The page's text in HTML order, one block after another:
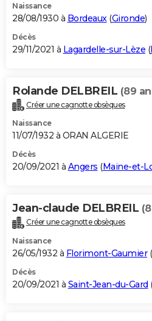
Naissance
28/08/1930 à Bordeaux (Gironde)
Décès
29/11/2021 à Lagardelle-sur-Lèze (
Rolande DELBREIL (89
Créer une cagnotte obsèques
Naissance
11/07/1932 à ORAN ALGERIE
Décès
20/09/2021 à Angers (Maine-et-
Jean-claude DELBREIL
Créer une cagnotte obsèques
Naissance
26/05/1932 à Florimont-Gaumier(
Décès
20/09/2021 à Saint-Jean-du-Gard